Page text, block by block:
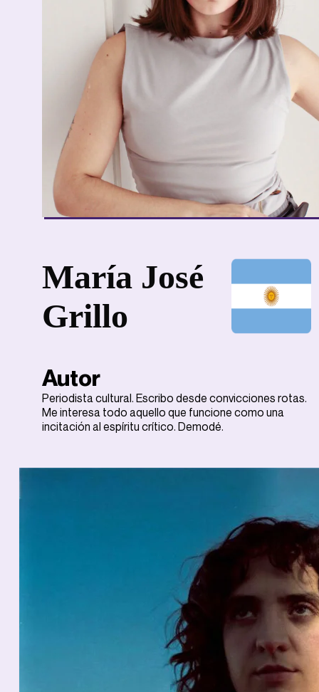
María José
Grillo
Autor
Periodista cultural. Escribo desde convicciones rotas.
Me interesa todo aquello que funcione como una
incitación al espíritu crítico. Demodé.